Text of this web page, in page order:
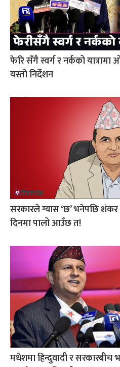
फेरि सँगै स्वर्ग र नर्कको यात्रामा
यस्तो निर्देशन
सरकारले ग्यास ‘छ’ भनेपछि
दिनमा पालो आउँछ त!
मधेशमा हिन्दुवादी र